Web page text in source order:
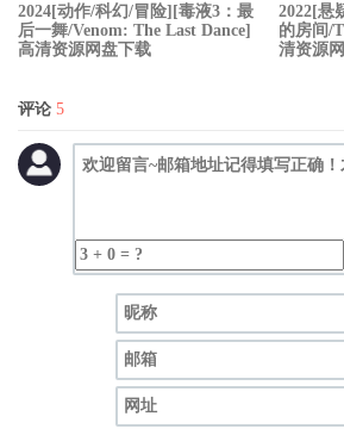
2024[动作/科幻/冒险][毒液3：最
后一舞/Venom: The Last Dance]
高清资源网盘下载
2022[悬
的房间/
清资源
评论 5